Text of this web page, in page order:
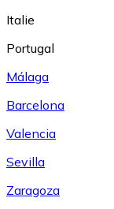
Italie
Portugal
Málaga
Barcelona
Valencia
Sevilla
Zaragoza